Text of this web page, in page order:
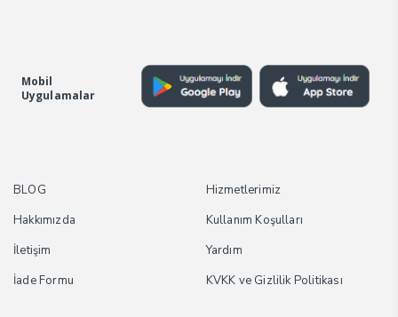
Mobil
Uygulamalar
BLOG
Hakkımızda
İletişim
İade Formu
Hizmetlerimiz
Kullanım Koşulları
Yardım
KVKK ve Gizlilik Politikası